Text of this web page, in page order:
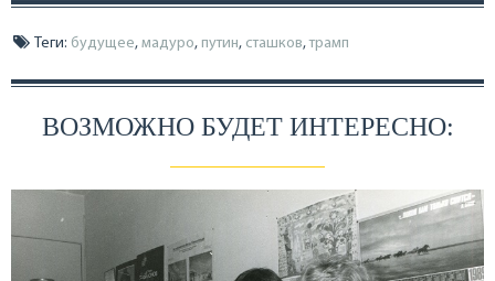
Теги: будущее, мадуро, путин, сташков,трамп
ВОЗМОЖНО БУДЕТ ИНТЕРЕСНО: